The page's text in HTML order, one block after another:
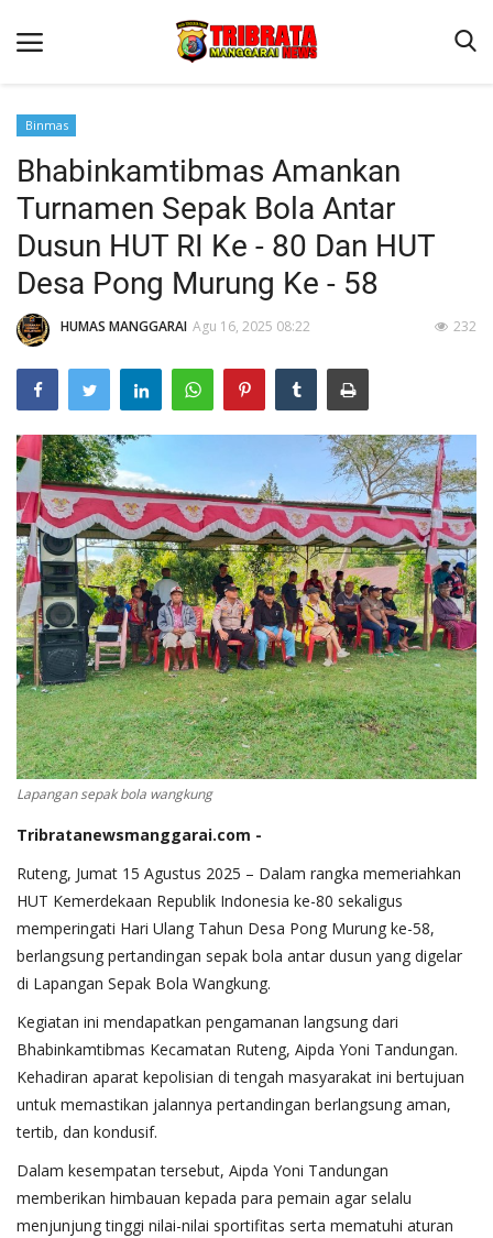
Beranda
Binkam
Kapolres Manggarai Imbau Masyarakat Waspada Cuaca
Kapolres Manggarai Imbau Masyarakat Waspada Cuaca
Reskrim
Lantas
Giat Ops
Polisi Kita
Mitra Polisi
Binmas
Bhabinkamtibmas Amankan
Turnamen Sepak Bola Antar
Dusun HUT RI Ke - 80 Dan HUT
Desa Pong Murung Ke - 58
HUMAS MANGGARAI Agu 16, 2025 08:22 232
Lapangan sepak bola wangkung
Tribratanewsmanggarai.com -
Ruteng, Jumat 15 Agustus 2025 – Dalam rangka memeriahkan
HUT Kemerdekaan Republik Indonesia ke-80 sekaligus
memperingati Hari Ulang Tahun Desa Pong Murung ke-58,
berlangsung pertandingan sepak bola antar dusun yang digelar
di Lapangan Sepak Bola Wangkung.
Kegiatan ini mendapatkan pengamanan langsung dari
Bhabinkamtibmas Kecamatan Ruteng, Aipda Yoni Tandungan.
Kehadiran aparat kepolisian di tengah masyarakat ini bertujuan
untuk memastikan jalannya pertandingan berlangsung aman,
tertib, dan kondusif.
Dalam kesempatan tersebut, Aipda Yoni Tandungan
memberikan himbauan kepada para pemain agar selalu
menjunjung tinggi nilai-nilai sportifitas serta mematuhi aturan